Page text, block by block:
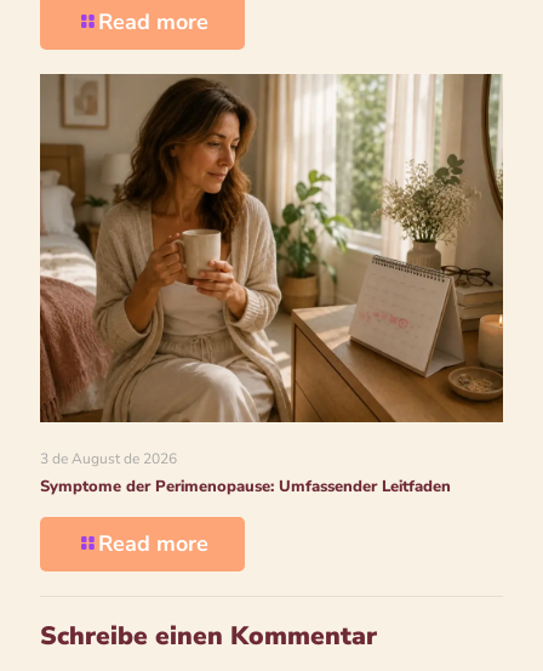
Read more
3 de August de 2026
Symptome der Perimenopause: Umfassender Leitfaden
Read more
Schreibe einen Kommentar